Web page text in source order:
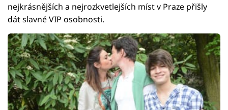
nejkrásnějších a nejrozkvetlejších míst v Praze přišly
dát slavné VIP osobnosti.